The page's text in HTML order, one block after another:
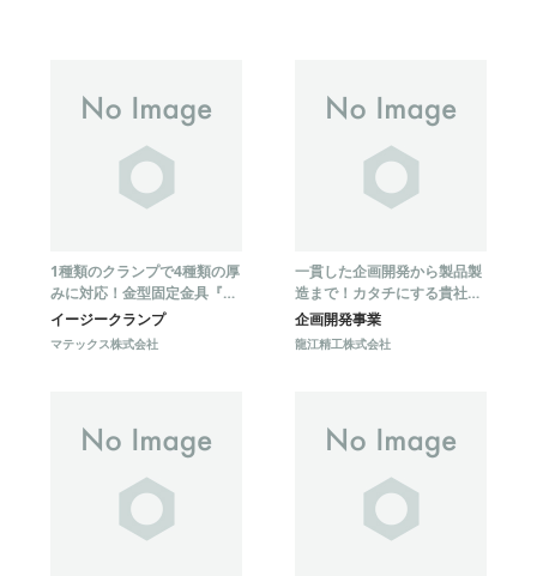
1種類のクランプで4種類の厚
みに対応！金型固定金具『ク
ランプ』
イージークランプ
マテックス株式会社
一貫した企画開発から製品製
造まで！カタチにする貴社の
想い。
企画開発事業
龍江精工株式会社